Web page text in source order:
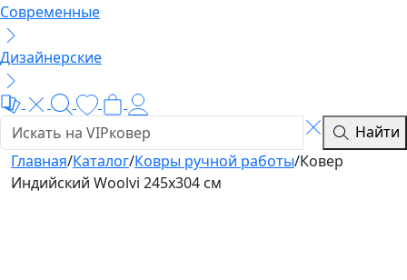
Современные
Дизайнерские
Найти
Главная/Каталог/Ковры ручной работы/Ковер
Индийский Woolvi 245x304 см